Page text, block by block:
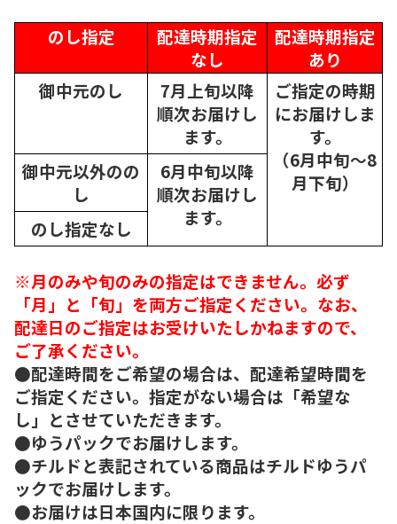
のし指定
配達時期指定
なし
配達時期指定
あり
御中元のし
7月上旬以降
順次お届けし
ます。
ご指定の時期
にお届けしま
す。
（6月中旬～8
月下旬）
御中元以外のの
し
6月中旬以降
順次お届けし
ます。
のし指定なし
※月のみや旬のみの指定はできません。必ず
「月」と「旬」を両方ご指定ください。なお、
配達日のご指定はお受けいたしかねますので、
ご了承ください。
●配達時間をご希望の場合は、配達希望時間を
ご指定ください。指定がない場合は「希望な
し」とさせていただきます。
●ゆうパックでお届けします。
●チルドと表記されている商品はチルドゆうパ
ックでお届けします。
●お届けは日本国内に限ります。